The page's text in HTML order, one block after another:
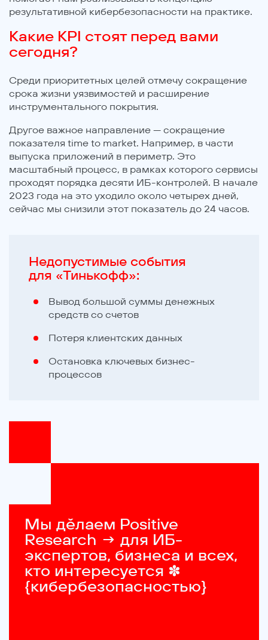
результативной кибербезопасности на практике.
Какие KPI стоят перед вами
сегодня?
Среди приоритетных целей отмечу сокращение
срока жизни уязвимостей и расширение
инструментального покрытия.
Другое важное направление — сокращение
показателя time to market. Например, в части
выпуска приложений в периметр. Это
масштабный процесс, в рамках которого сервисы
проходят порядка десяти ИБ-контролей. В начале
2023 года на это уходило около четырех дней,
сейчас мы снизили этот показатель до 24 часов.
Недопустимые события
для «Тинькофф»:
Вывод большой суммы денежных
средств со счетов
Потеря клиентских данных
Остановка ключевых бизнес-
процессов
Мы дěлаем Positive
Research → для ИБ-
экспертов, бизнеса и всех,
кто интересуется ✽
{кибербезопасностью}